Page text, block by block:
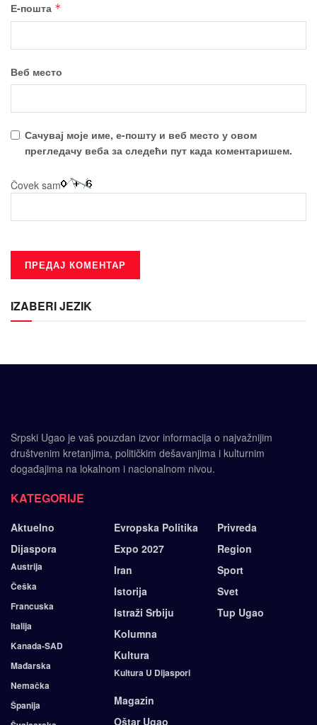
Е-пошта *
Веб место
Сачувај моје име, е-пошту и веб место у овом
прегледачу веба за следећи пут када коментаришем.
Čovek sam
IZABERI JEZIK
Srpski Ugao je vaš pouzdan izvor informacija o najvažnijim
društvenim kretanjima, političkim dešavanjima i kulturnim
događajima na lokalnom i nacionalnom nivou.
KATEGORIJE
Aktuelno
Dijaspora
Austrija
Češka
Francuska
Italija
Kanada-SAD
Mađarska
Nemačka
Španija
Evropska Politika
Expo 2027
Iran
Istorija
Istraži Srbiju
Kolumna
Kultura
Kultura U Dijaspori
Magazin
Oštar Ugao
Privreda
Region
Sport
Svet
Tup Ugao